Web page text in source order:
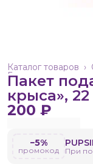
Каталог товаров ›
Главная ›
Пакет
крыса», 22
200 ₽
−5%
промокод При